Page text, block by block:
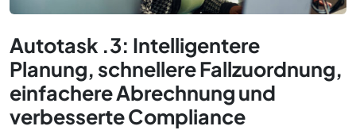
Autotask .3: Intelligentere
Planung, schnellere Fallzuordnung,
einfachere Abrechnung und
verbesserte Compliance